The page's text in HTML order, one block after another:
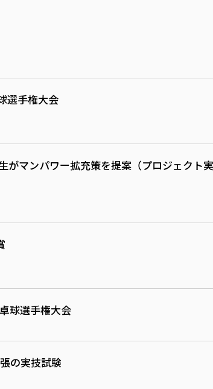
選手権大会
がマンパワー拡充策を提案（プロジェク
球選手権大会
の実技試験